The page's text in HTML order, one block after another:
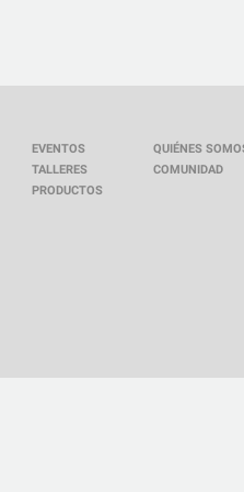
EVENTOS
TALLERES
PRODUCTOS
QUIÉNES
COMUNIDAD